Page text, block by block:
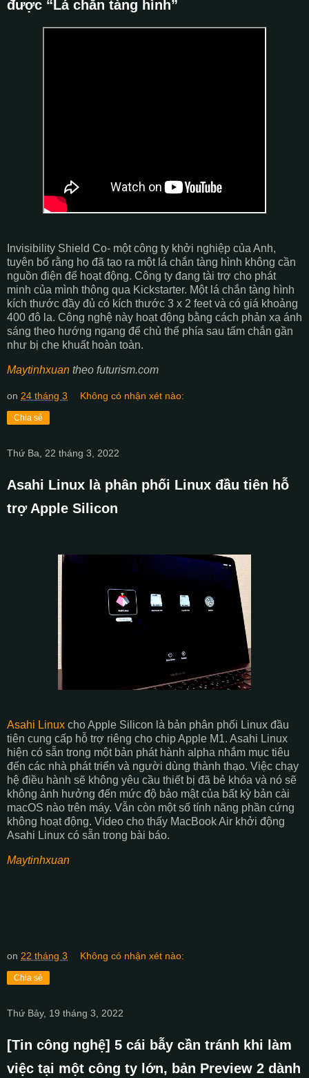
được “Lá chắn tàng hình”
Invisibility Shield Co- một công ty khởi nghiệp của Anh,
tuyên bố rằng họ đã tạo ra một lá chắn tàng hình không cần
nguồn điện để hoạt động. Công ty đang tài trợ cho phát
minh của mình thông qua Kickstarter. Một lá chắn tàng hình
kích thước đầy đủ có kích thước 3 x 2 feet và có giá khoảng
400 đô la. Công nghệ này hoạt động bằng cách phản xạ ánh
sáng theo hướng ngang để chủ thể phía sau tấm chắn gần
như bị che khuất hoàn toàn.
Maytinhxuan theo futurism.com
on 24 tháng 3 Không có nhận xét nào:
Chia sẻ
Thứ Ba, 22 tháng 3, 2022
Asahi Linux là phân phối Linux đầu tiên hỗ
trợ Apple Silicon
Asahi Linux cho Apple Silicon là bản phân phối Linux đầu
tiên cung cấp hỗ trợ riêng cho chip Apple M1. Asahi Linux
hiện có sẵn trong một bản phát hành alpha nhắm mục tiêu
đến các nhà phát triển và người dùng thành thạo. Việc chạy
hệ điều hành sẽ không yêu cầu thiết bị đã bẻ khóa và nó sẽ
không ảnh hưởng đến mức độ bảo mật của bất kỳ bản cài
macOS nào trên máy. Vẫn còn một số tính năng phần cứng
không hoạt động. Video cho thấy MacBook Air khởi động
Asahi Linux có sẵn trong bài báo.
Maytinhxuan
on 22 tháng 3 Không có nhận xét nào:
Chia sẻ
Thứ Bảy, 19 tháng 3, 2022
[Tin công nghệ] 5 cái bẫy cần tránh khi làm
việc tại một công ty lớn, bản Preview 2 dành